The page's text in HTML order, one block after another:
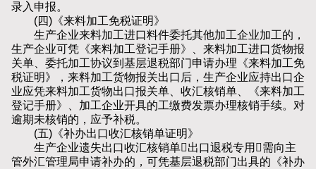
录入申报。
(四)《来料加工免税证明》
生产企业来料加工进口料件委托其他加工企业加工的，
生产企业可凭《来料加工登记手册》、来料加工进口货物报
关单、委托加工协议到基层退税部门申请办理《来料加工免
税证明》，来料加工货物报关出口后，生产企业应持出口企
业应凭来料加工货物出口报关单、收汇核销单、《来料加工
登记手册》、加工企业开具的工缴费发票办理核销手续。对
逾期未核销的，应予补税。
(五)《补办出口收汇核销单证明》
生产企业遗失出口收汇核销单出口退税专用需向主
管外汇管理局申请补办的，可凭基层退税部门出具的《补办